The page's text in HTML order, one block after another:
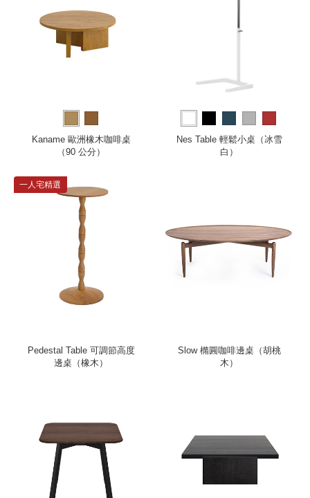
Kaname 歐洲橡木咖啡桌
（90 公分）
Nes Table 輕鬆小桌（冰雪
白）
一人宅精選
Pedestal Table 可調節高度
邊桌（橡木）
Slow 橢圓咖啡邊桌（胡桃
木）